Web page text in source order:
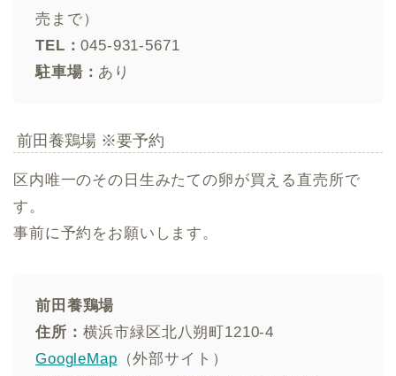
売まで）
TEL：045-931-5671
駐車場： あり
前田養鶏場 ※要予約
区内唯一のその日生みたての卵が買える直売所で
す。
事前に予約をお願いします。
前田養鶏場
住所： 横浜市緑区北八朔町1210-4
GoogleMap （外部サイト）